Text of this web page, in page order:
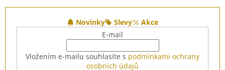
Novinky Slevy
Akce
E-mail
Vložením e-mailu souhlasíte s podmínkami ochrany
osobních údajů